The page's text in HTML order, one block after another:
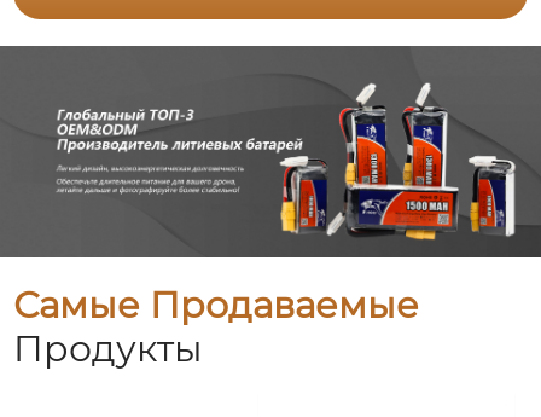
Самые Продаваемые
Продукты